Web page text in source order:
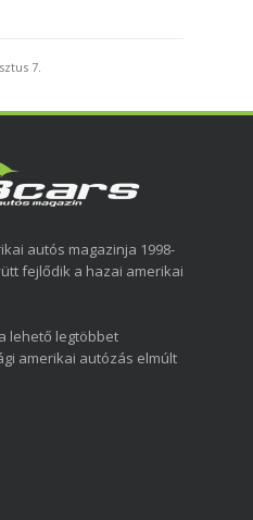
7.
autós magazinja 1998-
fejlődik a hazai amerikai
lehető legtöbbet
amerikai autózás elmúlt